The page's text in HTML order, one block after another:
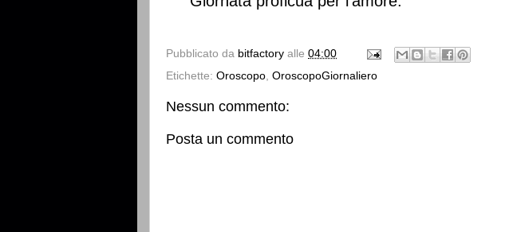
Pubblicato da bitfactory alle 04:00
Etichette: Oroscopo OroscopoGiornaliero
Nessun commento:
Posta un commento